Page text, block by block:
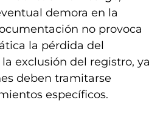
demora en la
no provoca
la pérdida del
exclusión del registro, ya
deben tramitarse
específicos.